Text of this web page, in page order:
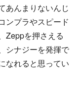
あんまりないんじ
ンプラやスピード
Zeppを押さえる
シナジーを発揮で
なれると思ってい